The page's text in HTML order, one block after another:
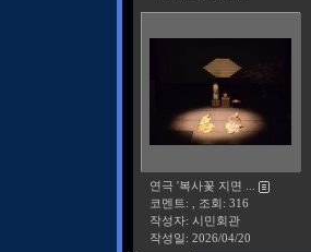
연극 '복사꽃 지면 ...
코멘트: , 조회: 316
작성자: 시민회관
작성일: 2026/04/20